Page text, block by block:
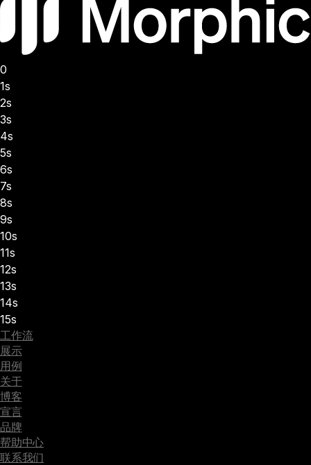
0
1s
2s
3s
4s
5s
6s
7s
8s
9s
10s
11s
12s
13s
14s
15s
工作流
展示
用例
关于
博客
宣言
品牌
帮助中心
联系我们